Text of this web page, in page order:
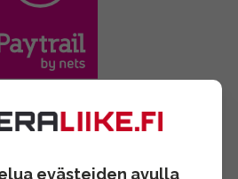
evästeiden avulla